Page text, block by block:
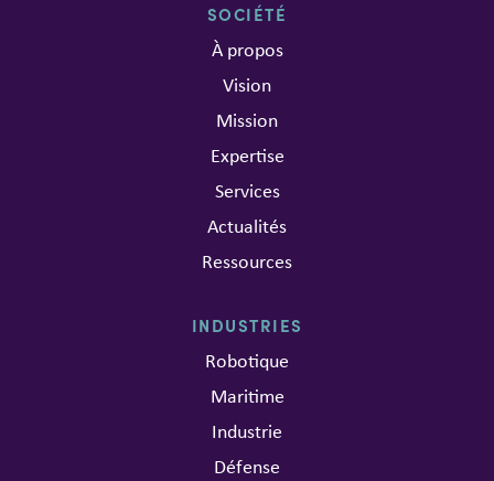
SOCIÉTÉ
À propos
Vision
Mission
Expertise
Services
Actualités
Ressources
INDUSTRIES
Robotique
Maritime
Industrie
Défense